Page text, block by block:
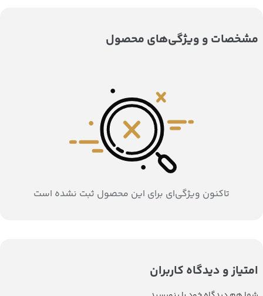
مشخصات و ویژگی‌های محصول
تاکنون ویژگی‌ای برای این محصول ثبت نشده است
امتیاز و دیدگاه کاربران